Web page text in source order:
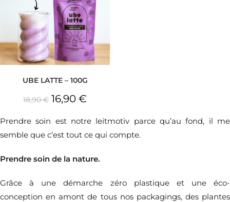
UBE LATTE – 100G
18,90€ 16,90 €
Prendre soin est notre leitmotiv parce qu’au fond, il me
semble que c’est tout ce qui compte.
Prendre soin de la nature.
Grâce à une démarche zéro plastique et une éco-
conception en amont de tous nos packagings, des plantes